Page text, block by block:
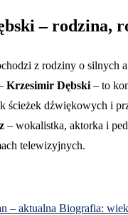
– rodzina,
z rodziny o silnych
Krzesimir Dębski – to
ścieżek dźwiękowych i
– wokalistka, aktorka i
telewizyjnych.
– aktualna Biografia: